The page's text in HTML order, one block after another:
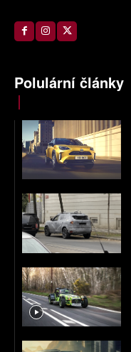
Polulární články